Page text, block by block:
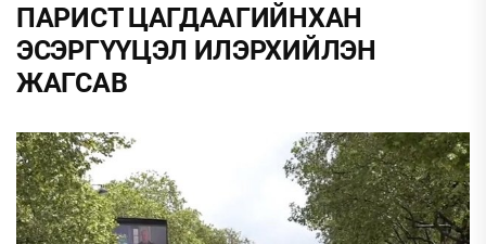
ПАРИСТ ЦАГДААГИЙНХАН
ЭСЭРГҮҮЦЭЛ ИЛЭРХИЙЛЭН
ЖАГСАВ